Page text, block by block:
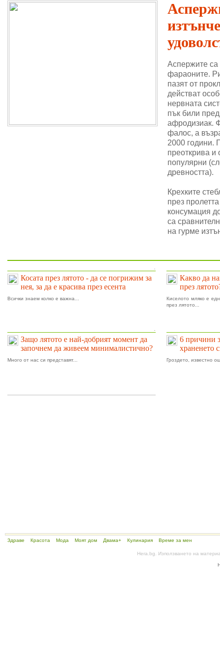
Аспержите
фараоните.
пазят от
действат
нервната
пък били
афродизиак.
фалос, а
2000 години.
преоткрива и
популярни
древността).
Крехките
през
консумация
са
на гурме
Косата през лятото - да се погрижим за
нея, за да е красива през есента
Всички знаем колко е важна...
Какво да
през
Киселото мляко е
през лятото...
Защо лятото е най-добрият момент да
започнем да живеем минималистично?
Много от нас си представят...
6 причини
храненето
Гроздето, известно
Здраве Красота Мода Моят дом Двама+ Кулинария Време за мен
Hera.bg. Използването на